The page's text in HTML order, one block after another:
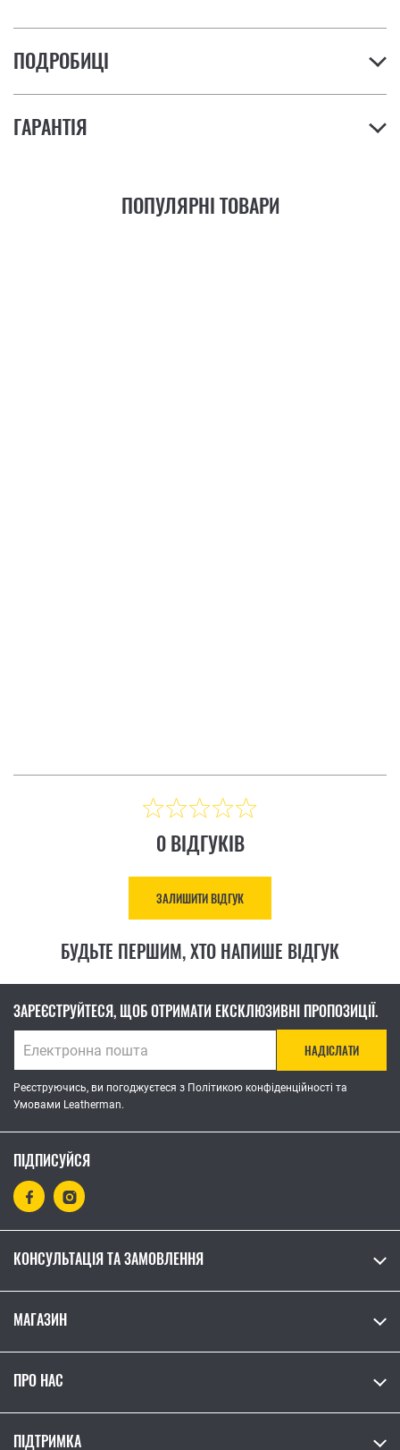
ПОДРОБИЦІ
ГАРАНТІЯ
ПОПУЛЯРНІ ТОВАРИ
0 ВІДГУКІВ
ЗАЛИШИТИ ВІДГУК
БУДЬТЕ ПЕРШИМ, ХТО НАПИШЕ ВІДГУК
ЗАРЕЄСТРУЙТЕСЯ, ЩОБ ОТРИМАТИ ЕКСКЛЮЗИВНІ ПРОПОЗИЦІЇ.
НАДІСЛАТИ
Реєструючись, ви погоджуєтеся з Політикою конфіденційності та
Умовами Leatherman.
ПІДПИСУЙСЯ
КОНСУЛЬТАЦІЯ ТА ЗАМОВЛЕННЯ
МАГАЗИН
ПРО НАС
ПІДТРИМКА